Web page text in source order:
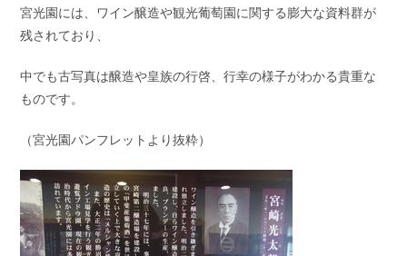
宮光園には、ワイン醸造や観光葡萄園に関する膨大な資料群が
残されており、
中でも古写真は醸造や皇族の行啓、行幸の様子がわかる貴重な
ものです。
（宮光園パンフレットより抜粋）